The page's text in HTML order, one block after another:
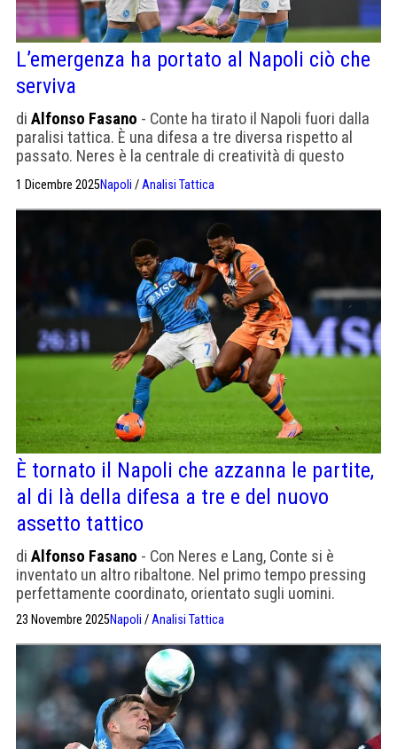
L’emergenza ha portato al Napoli ciò che
serviva
di Alfonso Fasano - Conte ha tirato il Napoli fuori dalla
paralisi tattica. È una difesa a tre diversa rispetto al
passato. Neres è la centrale di creatività di questo
1 Dicembre 2025Napoli /Analisi Tattica
È tornato il Napoli che azzanna le partite,
al di là della difesa a tre e del nuovo
assetto tattico
di Alfonso Fasano - Con Neres e Lang, Conte si è
inventato un altro ribaltone. Nel primo tempo pressing
perfettamente coordinato, orientato sugli uomini.
23 Novembre 2025Napoli /Analisi Tattica